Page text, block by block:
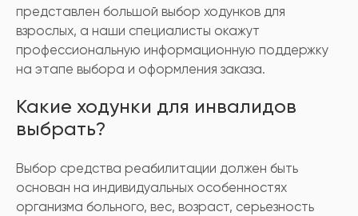
представлен большой выбор ходунков для
взрослых, а наши специалисты окажут
профессиональную информационную поддержку
на этапе выбора и оформления заказа.
Какие ходунки для инвалидов
выбрать?
Выбор средства реабилитации должен быть
основан на индивидуальных особенностях
организма больного, вес, возраст, серьезность